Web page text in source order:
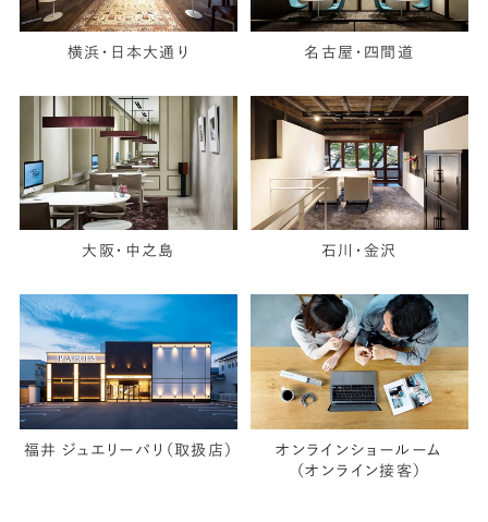
横浜・日本大通り 名古屋・四間道
大阪・中之島 石川・金沢
福井 ジュエリーパリ（取扱店）
オンラインショールーム
（オンライン接客）